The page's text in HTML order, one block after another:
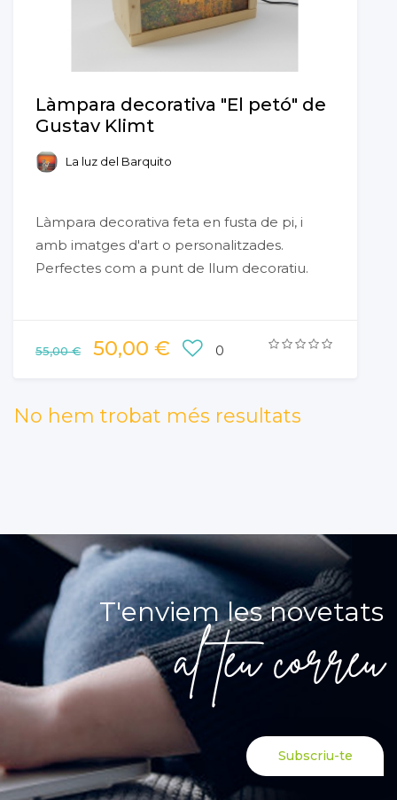
Làmpara decorativa "El petó" de
Gustav Klimt
La luz del Barquito
Làmpara decorativa feta en fusta de pi, i
amb imatges d'art o personalitzades.
Perfectes com a punt de llum decoratiu.
55,00 € 50,00 € 0
No hem trobat més resultats
T'enviem les novetats
al teu correu
Subscriu-te